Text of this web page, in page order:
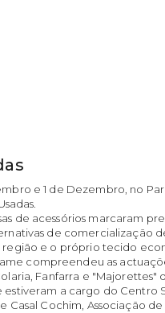
e 1 de Dezembro, no
de acessórios marcaram
de comercialização
e o próprio tecido
compreendeu as
Fanfarra e "Majorettes"
estiveram a cargo do Centro
Casal Cochim, Associação